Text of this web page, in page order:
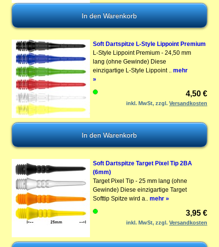
Soft Dartspitze L-Style Lippoint Premium
L-Style Lippoint Premium - 24,50 mm
lang (ohne Gewinde) Diese
einzigartige L-Style Lippoint .. mehr
»
4,50 €
inkl. MwSt, zzgl.Versandkosten
Soft Dartspitze Target Pixel Tip 2BA
(6mm)
Target Pixel Tip - 25 mm lang (ohne
Gewinde) Diese einzigartige Target
Softtip Spitze wird a.. mehr »
3,95 €
inkl. MwSt, zzgl.Versandkosten